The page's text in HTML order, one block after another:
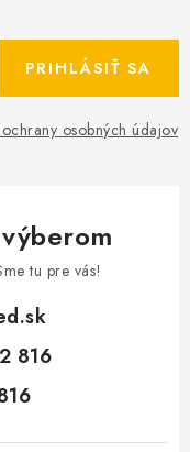
osobných údajov
PRIHLÁSIŤ SA
tu pre vás!
816